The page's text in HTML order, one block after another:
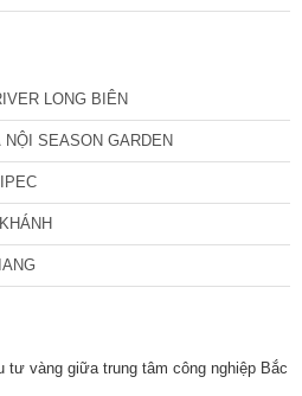
LONG BIÊN
SEASON GARDEN
tư vàng giữa trung tâm công nghiệp Bắc